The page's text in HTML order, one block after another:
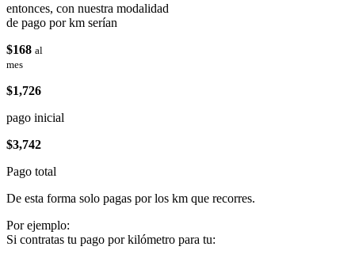
entonces, con nuestra modalidad
de pago por km serían
$168 al
mes
$1,726
pago inicial
$3,742
Pago total
De esta forma solo pagas por los km que recorres.
Por ejemplo:
Si contratas tu pago por kilómetro para tu: